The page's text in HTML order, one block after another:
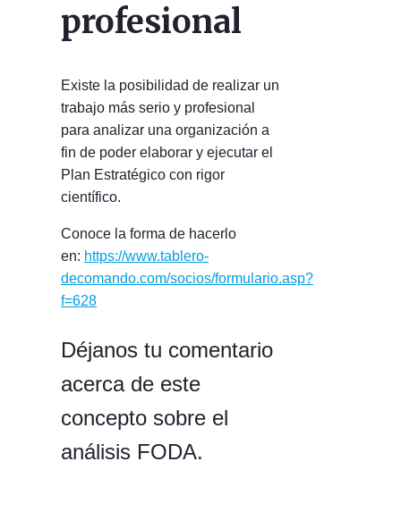
profesional
Existe la posibilidad de realizar un
trabajo más serio y profesional
para analizar una organización a
fin de poder elaborar y ejecutar el
Plan Estratégico con rigor
científico.
Conoce la forma de hacerlo
en: https://www.tablero-
decomando.com/socios/formulario.asp?
f=628
Déjanos tu comentario
acerca de este
concepto sobre el
análisis FODA.